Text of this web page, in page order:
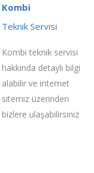
Kombi
Teknik Servisi
Kombi teknik servisi
hakkında detaylı bilgi
alabilir ve internet
sitemiz üzerinden
bizlere ulaşabilirsiniz